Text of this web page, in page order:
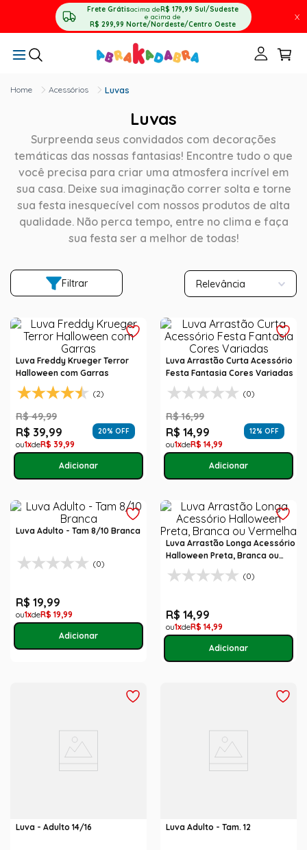
Frete Grátisacima deR$ 179,99 Sul/Sudeste
e acima de
R$ 299,99 Norte/Nordeste/Centro Oeste
X
Acessórios Luvas
Luvas
Surpreenda seus convidados com decorações
temáticas das nossas fantasias! Encontre tudo o que
você precisa para criar uma atmosfera incrível em
sua casa. Deixe sua imaginação correr solta e torne
sua festa inesquecível com nossos produtos de alta
qualidade. Não perca tempo, entre no clima e faça
sua festa ser a melhor de todas!
Filtrar Relevância
Luva Freddy Krueger Terror
Halloween com Garras
(2)
R$ 49,99
R$ 39,99 20% OFF
1 R$ 39,99
Luva Arrastão Curta Acessório
Festa Fantasia Cores Variadas
(0)
R$ 16,99
R$ 14,99 12% OFF
1 R$ 14,99
Luva Adulto - Tam 8/10 Branca
(0)
R$ 19,99
1 R$ 19,99
Luva Arrastão Longa Acessório
Halloween Preta, Branca ou
Vermelha
(0)
R$ 14,99
1 R$ 14,99
Luva - Adulto 14/16 Luva Adulto - Tam. 12